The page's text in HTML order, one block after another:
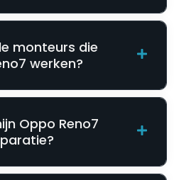
monteurs die
werken?
Oppo Reno7